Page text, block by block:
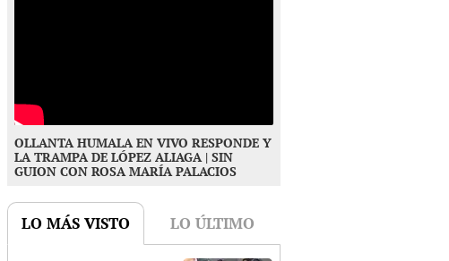
OLLANTA HUMALA EN VIVO RESPONDE Y
LA TRAMPA DE LÓPEZ ALIAGA | SIN
GUION CON ROSA MARÍA PALACIOS
LO MÁS VISTO LO ÚLTIMO